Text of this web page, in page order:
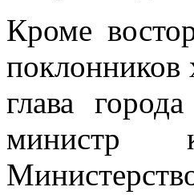
Кроме
поклонников
глава
министр